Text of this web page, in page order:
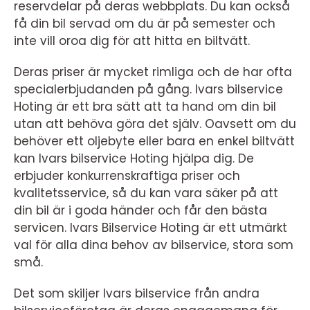
reservdelar på deras webbplats. Du kan också
få din bil servad om du är på semester och
inte vill oroa dig för att hitta en biltvätt.
Deras priser är mycket rimliga och de har ofta
specialerbjudanden på gång. Ivars bilservice
Hoting är ett bra sätt att ta hand om din bil
utan att behöva göra det själv. Oavsett om du
behöver ett oljebyte eller bara en enkel biltvätt
kan Ivars bilservice Hoting hjälpa dig. De
erbjuder konkurrenskraftiga priser och
kvalitetsservice, så du kan vara säker på att
din bil är i goda händer och får den bästa
servicen. Ivars Bilservice Hoting är ett utmärkt
val för alla dina behov av bilservice, stora som
små.
Det som skiljer Ivars bilservice från andra